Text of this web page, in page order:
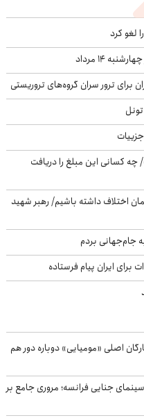
لغو کرد
برای ترور سران گروه‌های تروریستی
در راه است/ چه کسانی این مبلغ را دریافت
اختلاف داشته باشیم/ رهبر شهید
جام‌جهانی بردم
برای ایران پیام فرستاده
اصلی «مومیایی» دوباره دور هم
جنایی فرانسه؛ مروری جامع بر